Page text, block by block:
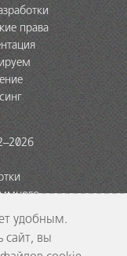
права
удобным.
сайт, вы